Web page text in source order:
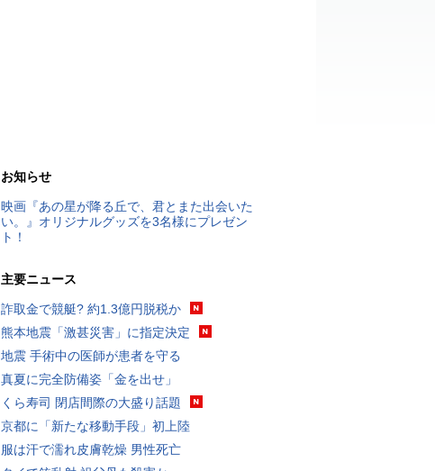
お知らせ
映画『あの星が降る丘で、君とまた出会いた
い。』オリジナルグッズを3名様にプレゼン
ト！
主要ニュース
詐取金で競艇? 約1.3億円脱税か
熊本地震「激甚災害」に指定決定
地震 手術中の医師が患者を守る
真夏に完全防備姿「金を出せ」
くら寿司 閉店間際の大盛り話題
京都に「新たな移動手段」初上陸
服は汗で濡れ皮膚乾燥 男性死亡